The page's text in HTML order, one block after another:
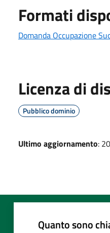
Formati
Domanda Occupazione
Licenza di
Pubblico dominio
Ultimo aggiornamento:
Quanto sono